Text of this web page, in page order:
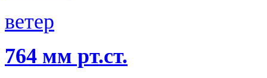
ветер
764 мм рт.ст.